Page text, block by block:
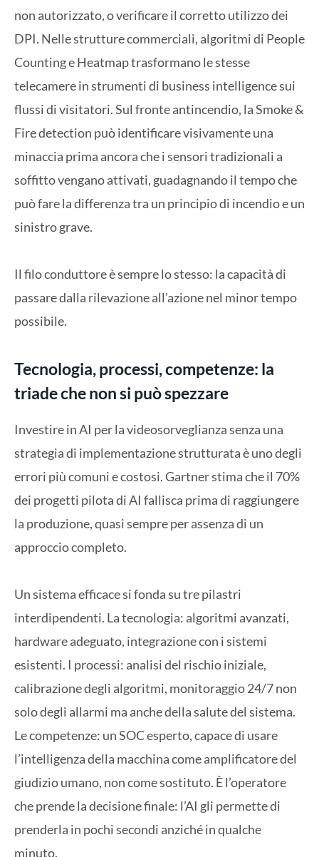
non autorizzato, o verificare il corretto utilizzo dei
DPI. Nelle strutture commerciali, algoritmi di People
Counting e Heatmap trasformano le stesse
telecamere in strumenti di business intelligence sui
flussi di visitatori. Sul fronte antincendio, la Smoke &
Fire detection può identificare visivamente una
minaccia prima ancora che i sensori tradizionali a
soffitto vengano attivati, guadagnando il tempo che
può fare la differenza tra un principio di incendio e un
sinistro grave.
Il filo conduttore è sempre lo stesso: la capacità di
passare dalla rilevazione all’azione nel minor tempo
possibile.
Tecnologia, processi, competenze: la
triade che non si può spezzare
Investire in AI per la videosorveglianza senza una
strategia di implementazione strutturata è uno degli
errori più comuni e costosi. Gartner stima che il 70%
dei progetti pilota di AI fallisca prima di raggiungere
la produzione, quasi sempre per assenza di un
approccio completo.
Un sistema efficace si fonda su tre pilastri
interdipendenti. La tecnologia: algoritmi avanzati,
hardware adeguato, integrazione con i sistemi
esistenti. I processi: analisi del rischio iniziale,
calibrazione degli algoritmi, monitoraggio 24/7 non
solo degli allarmi ma anche della salute del sistema.
Le competenze: un SOC esperto, capace di usare
l’intelligenza della macchina come amplificatore del
giudizio umano, non come sostituto. È l’operatore
che prende la decisione finale: l’AI gli permette di
prenderla in pochi secondi anziché in qualche
minuto.